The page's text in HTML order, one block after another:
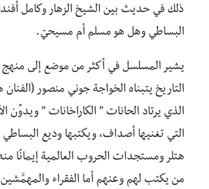
ذلك في حديث بين الشيخ الزهار وكامل
البساطي وهل هو مسلم أم مسيحيّ.
يشير المسلسل في أكثر من موضع إلى منهج
التاريخ يتبناه الخواجة جوني منصور
الذي يرتاد الحانات ” الكاراخانات ” ويدوِّن
التي تغنيها أصداف، ويكتبها وديع
هتلر ومستجدات الحروب العالمية إيمانًا
من يكتب لهم وعنهم أما الفقراء